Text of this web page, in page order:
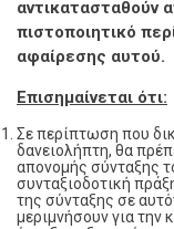
αντικατασταθούν
πιστοποιητικό
αφαίρεσης αυτού.
Επισημαίνεται ότι:
Σε περίπτωση που
δανειολήπτη, θα
απονομής σύνταξης
συνταξιοδοτική
της σύνταξης σε
μεριμνήσουν για την